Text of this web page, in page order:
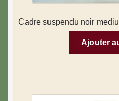
Cadre suspendu noir
Ajouter